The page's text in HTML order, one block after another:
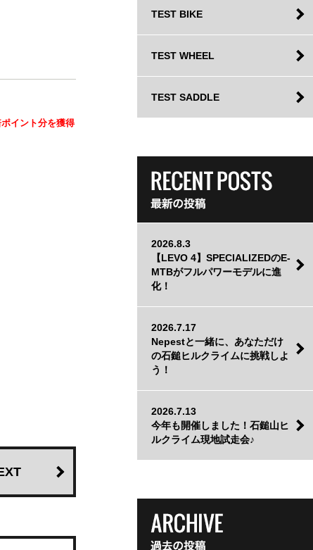
イント分を獲得
TEST BIKE
TEST WHEEL
TEST SADDLE
2026.8.3
【LEVO 4】SPECIALIZEDのE-
MTBがフルパワーモデルに進
化！
2026.7.17
Nepestと一緒に、あなただけ
の石鎚ヒルクライムに挑戦しよ
う！
2026.7.13
今年も開催しました！石鎚山ヒ
ルクライム現地試走会♪